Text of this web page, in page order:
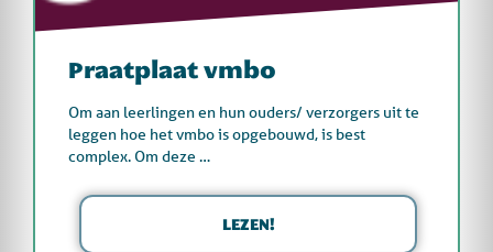
Praatplaat vmbo
Om aan leerlingen en hun ouders/ verzorgers uit te
leggen hoe het vmbo is opgebouwd, is best
complex. Om deze …
LEZEN!